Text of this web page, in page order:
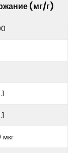
(мг/г)